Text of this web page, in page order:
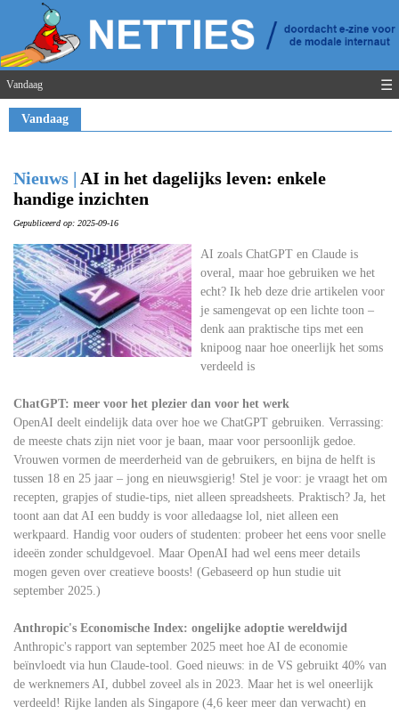
Vandaag ☰
Vandaag
Nieuws | AI in het dagelijks leven: enkele
handige inzichten
Gepubliceerd op: 2025-09-16
AI zoals ChatGPT en Claude is
overal, maar hoe gebruiken we het
echt? Ik heb deze drie artikelen voor
je samengevat op een lichte toon –
denk aan praktische tips met een
knipoog naar hoe oneerlijk het soms
verdeeld is
ChatGPT: meer voor het plezier dan voor het werk
OpenAI deelt eindelijk data over hoe we ChatGPT gebruiken. Verrassing:
de meeste chats zijn niet voor je baan, maar voor persoonlijk gedoe.
Vrouwen vormen de meerderheid van de gebruikers, en bijna de helft is
tussen 18 en 25 jaar – jong en nieuwsgierig! Stel je voor: je vraagt het om
recepten, grapjes of studie-tips, niet alleen spreadsheets. Praktisch? Ja, het
toont aan dat AI een buddy is voor alledaagse lol, niet alleen een
werkpaard. Handig voor ouders of studenten: probeer het eens voor snelle
ideeën zonder schuldgevoel. Maar OpenAI had wel eens meer details
mogen geven over creatieve boosts! (Gebaseerd op hun studie uit
september 2025.)
Anthropic's Economische Index: ongelijke adoptie wereldwijd
Anthropic's rapport van september 2025 meet hoe AI de economie
beïnvloedt via hun Claude-tool. Goed nieuws: in de VS gebruikt 40% van
de werknemers AI, dubbel zoveel als in 2023. Maar het is wel oneerlijk
verdeeld! Rijke landen als Singapore (4,6 keer meer dan verwacht) en